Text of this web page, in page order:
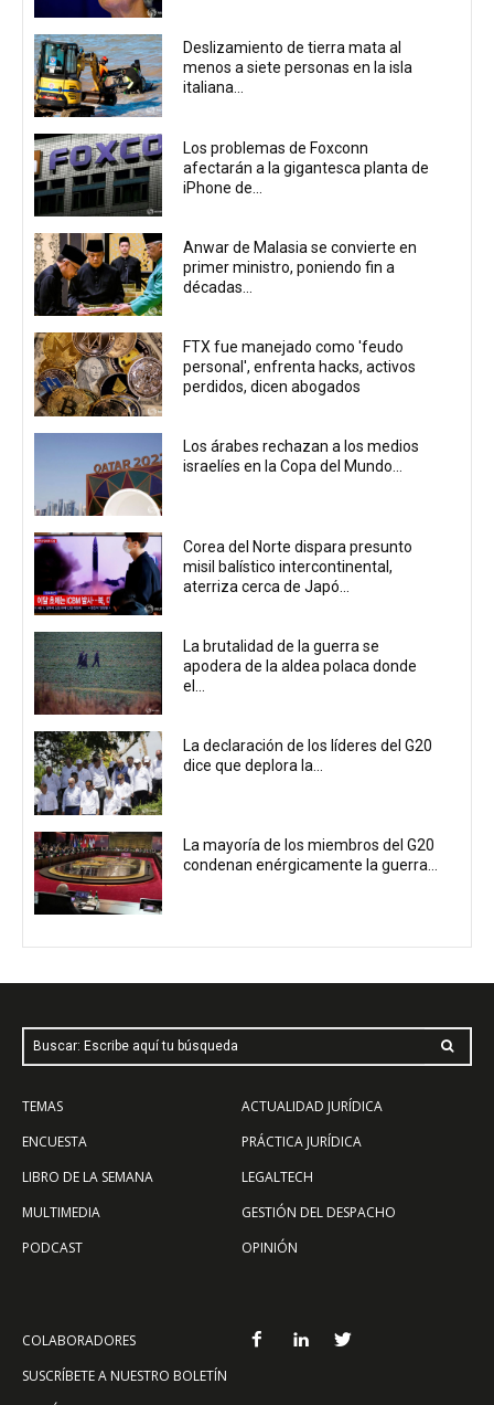
Deslizamiento de tierra mata al
menos a siete personas en la isla
italiana...
Los problemas de Foxconn
afectarán a la gigantesca planta de
iPhone de...
Anwar de Malasia se convierte en
primer ministro, poniendo fin a
décadas...
FTX fue manejado como 'feudo
personal', enfrenta hacks, activos
perdidos, dicen abogados
Los árabes rechazan a los medios
israelíes en la Copa del Mundo...
Corea del Norte dispara presunto
misil balístico intercontinental,
aterriza cerca de Japó...
La brutalidad de la guerra se
apodera de la aldea polaca donde
el...
La declaración de los líderes del G20
dice que deplora la...
La mayoría de los miembros del G20
condenan enérgicamente la guerra...
Buscar: Escribe aquí tu búsqueda
TEMAS
ENCUESTA
LIBRO DE LA SEMANA
MULTIMEDIA
PODCAST
ACTUALIDAD JURÍDICA
PRÁCTICA JURÍDICA
LEGALTECH
GESTIÓN DEL DESPACHO
OPINIÓN
COLABORADORES
SUSCRÍBETE A NUESTRO BOLETÍN